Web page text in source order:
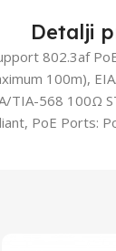
Detalji
802.3af
100m),
TIA-568 100Ω
PoE Ports: